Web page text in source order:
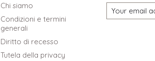
Chi siamo
Condizioni e termini
generali
Diritto di recesso
Tutela della privacy